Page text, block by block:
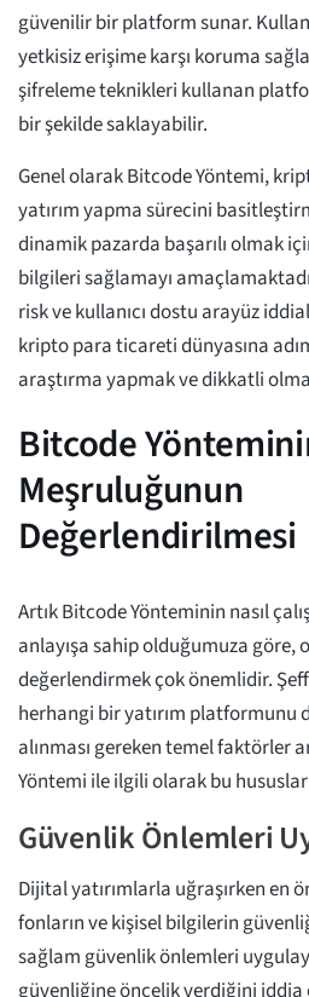
güvenilir bir platform sunar.
yetkisiz erişime karşı koruma
şifreleme teknikleri kullanan
bir şekilde saklayabilir.
Genel olarak Bitcode Yöntemi,
yatırım yapma sürecini
dinamik pazarda başarılı olmak
bilgileri sağlamayı
risk ve kullanıcı dostu arayüz
kripto para ticareti dünyasına
araştırma yapmak ve dikkatli
Bitcode
Meşruluğunun
Değerlendirilmesi
Artık Bitcode Yönteminin nasıl
anlayışa sahip olduğumuza göre,
değerlendirmek çok önemlidir.
herhangi bir yatırım platformunu
alınması gereken temel faktörler
Yöntemi ile ilgili olarak bu
Güvenlik Önlemleri
Dijital yatırımlarla uğraşırken en
fonların ve kişisel bilgilerin
sağlam güvenlik önlemleri